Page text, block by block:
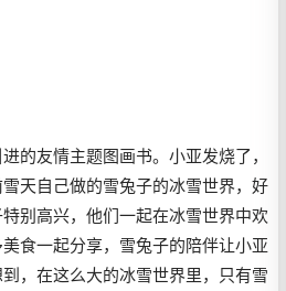
的友情主题图画书。小亚发烧了，
天自己做的雪兔子的冰雪世界，好
别高兴，他们一起在冰雪世界中欢
食一起分享，雪兔子的陪伴让小亚
，在这么大的冰雪世界里，只有雪